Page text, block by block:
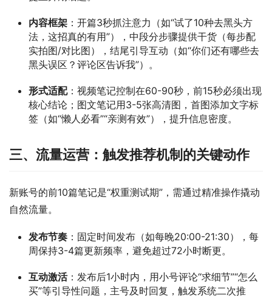
内容框架 ：开篇3秒抓注意力（如“试了10种去黑头方
法，这招真的有用”），中段分步骤提供干货（每步配
实拍图/对比图），结尾引导互动（如“你们还有哪些去
黑头误区？评论区告诉我”）。
形式适配：视频笔记控制在60-90秒，前15秒必须出现
核心结论；图文笔记用3-5张高清图，首图添加文字标
签（如“懒人必看”“亲测有效”），提升信息密度。
三、流量运营：触发推荐机制的关键动作
新账号的前10篇笔记是“权重测试期”，需通过精准操作撬动
自然流量。
发布节奏 ：固定时间发布（如每晚20:00-21:30），每
周保持3-4篇更新频率，避免超过72小时断更。
互动激活：发布后1小时内，用小号评论“求细节”“怎么
买”等引导性问题，主号及时回复，触发系统二次推